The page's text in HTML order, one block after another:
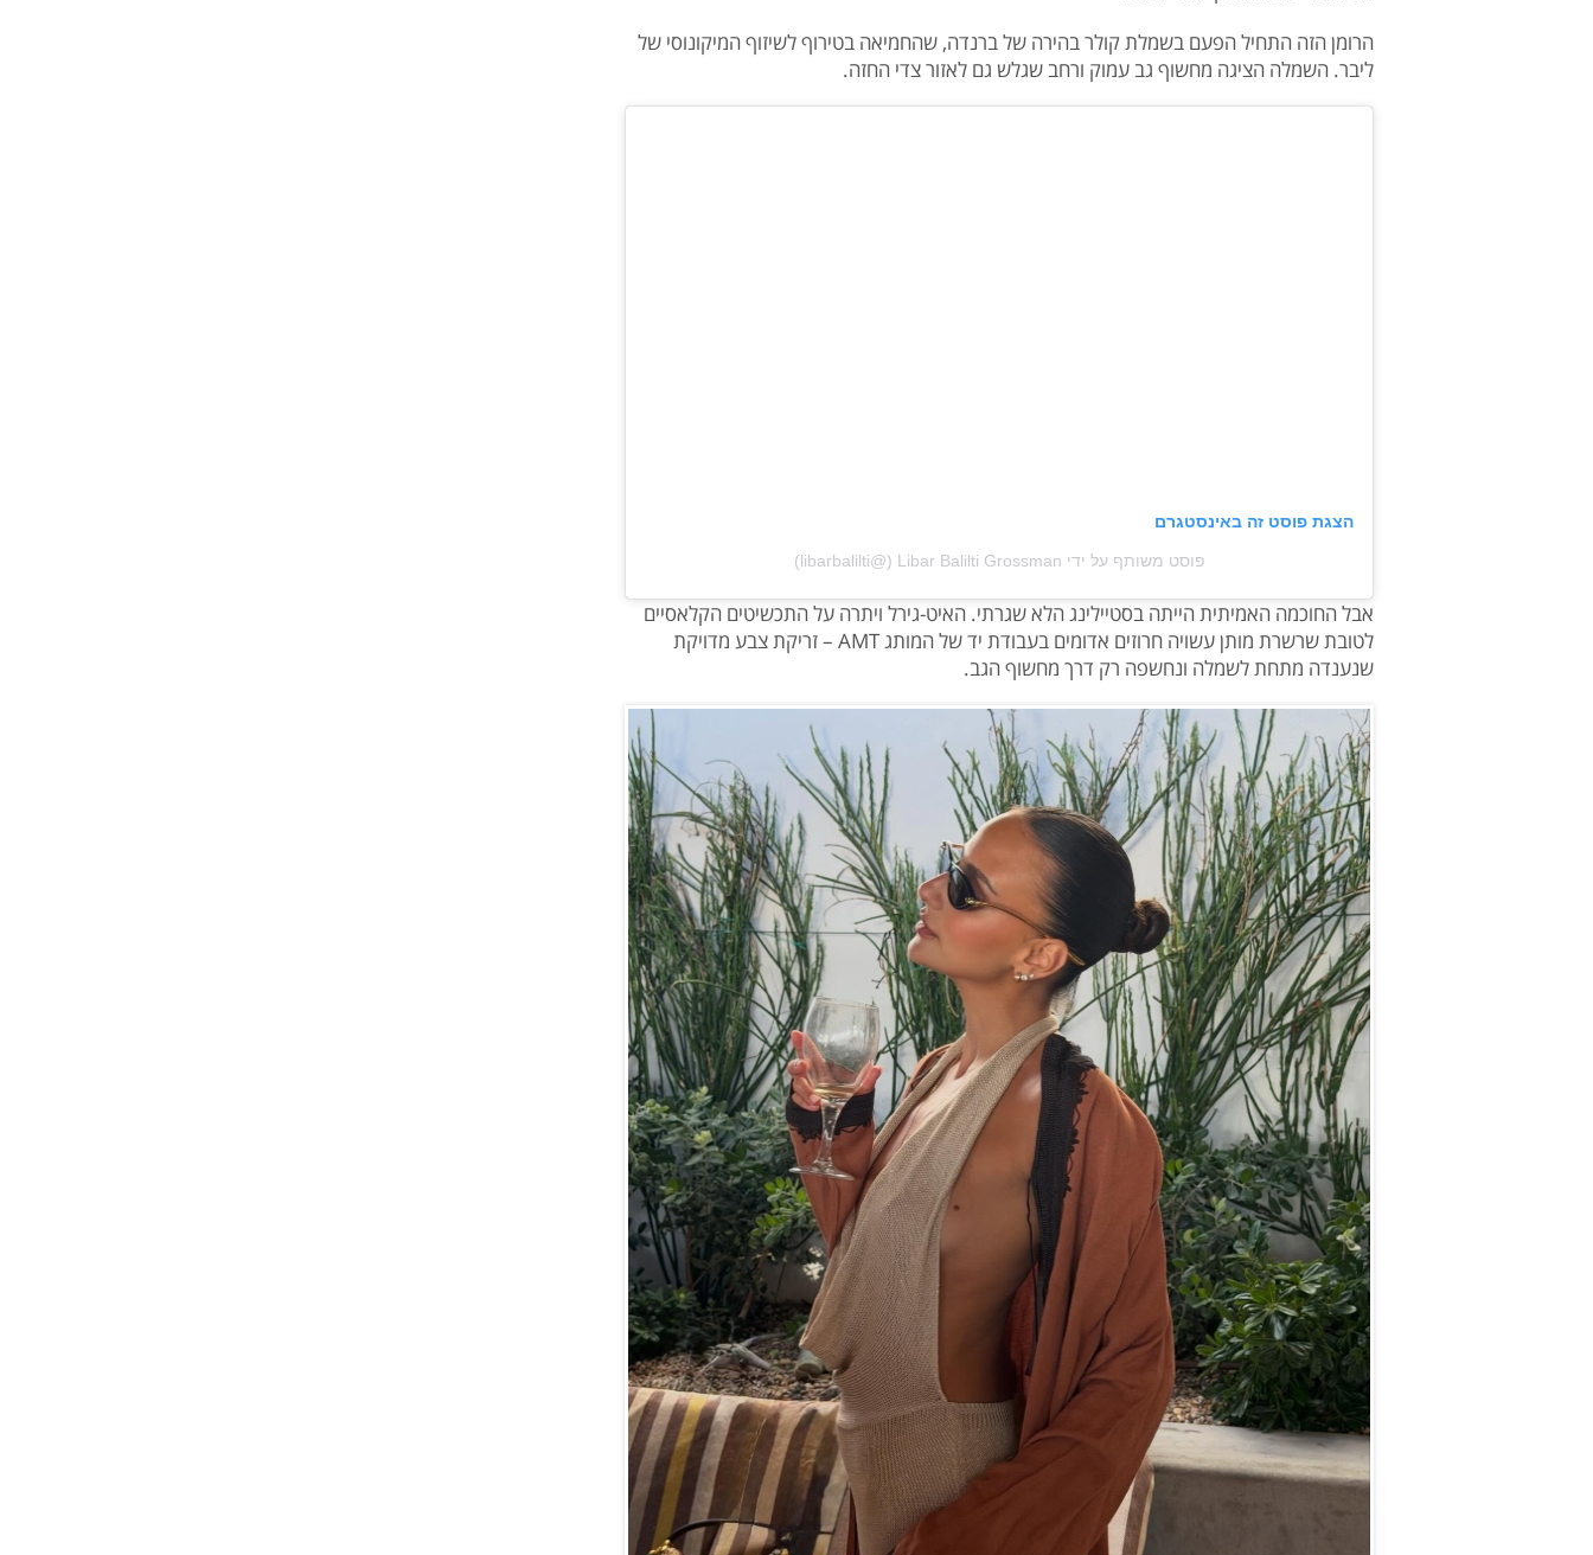
הרומן הזה התחיל הפעם בשמלת קולר בהירה של ברנדה, שהחמיאה בטירוף לשיזוף המיקונוסי של
ליבר. השמלה הציגה מחשוף גב עמוק ורחב שגלש גם לאזור צדי החזה.
הצגת פוסט זה באינסטגרם
פוסט משותף על ידי ‏‎Libar Balilti Grossman‎‏ (@‏‎libarbalilti‎‏)
אבל החוכמה האמיתית הייתה בסטיילינג הלא שגרתי. האיט-גירל ויתרה על התכשיטים הקלאסיים
לטובת שרשרת מותן עשויה חרוזים אדומים בעבודת יד של המותג AMT – זריקת צבע מדויקת
שנענדה מתחת לשמלה ונחשפה רק דרך מחשוף הגב.